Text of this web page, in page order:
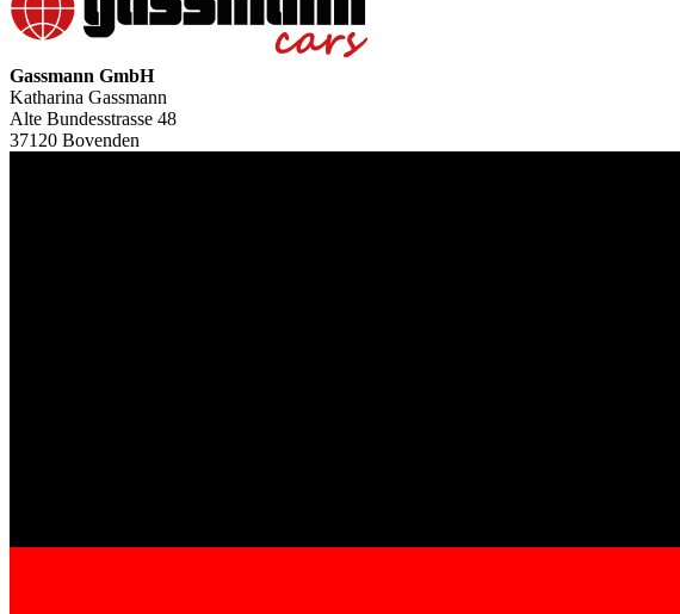
Gassmann GmbH
Katharina Gassmann
Alte Bundesstrasse 48
37120 Bovenden